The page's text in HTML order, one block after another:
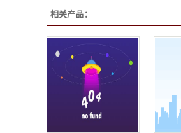
相关产品：